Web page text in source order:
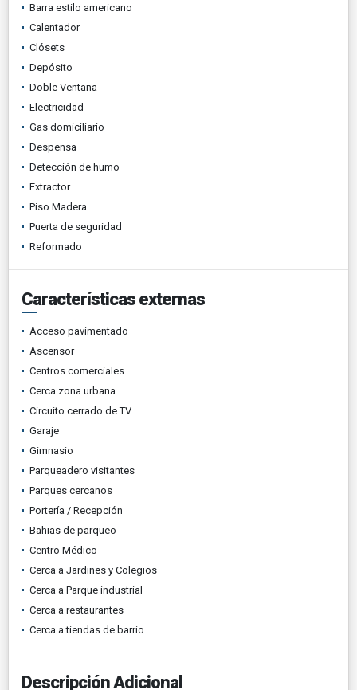
Barra estilo americano
Calentador
Clósets
Depósito
Doble Ventana
Electricidad
Gas domiciliario
Despensa
Detección de humo
Extractor
Piso Madera
Puerta de seguridad
Reformado
Características externas
Acceso pavimentado
Ascensor
Centros comerciales
Cerca zona urbana
Circuito cerrado de TV
Garaje
Gimnasio
Parqueadero visitantes
Parques cercanos
Portería / Recepción
Bahias de parqueo
Centro Médico
Cerca a Jardines y Colegios
Cerca a Parque industrial
Cerca a restaurantes
Cerca a tiendas de barrio
Descripción Adicional